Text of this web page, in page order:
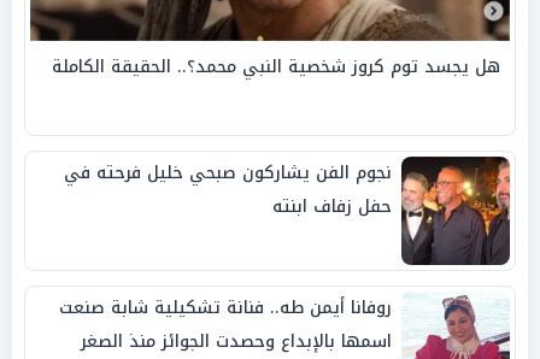
هل يجسد توم كروز شخصية النبي محمد؟.. الحقيقة الكاملة
نجوم الفن يشاركون صبحي خليل فرحته في
حفل زفاف ابنته
روفانا أيمن طه.. فنانة تشكيلية شابة صنعت
اسمها بالإبداع وحصدت الجوائز منذ الصغر